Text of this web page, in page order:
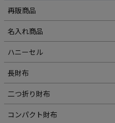
再販商品
名入れ商品
ハニーセル
長財布
二つ折り財布
コンパクト財布